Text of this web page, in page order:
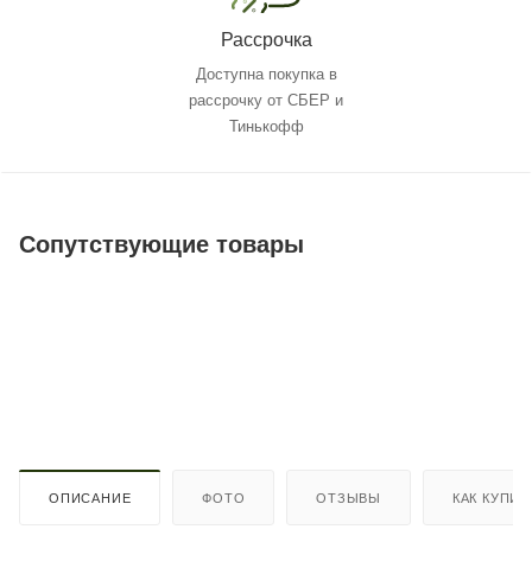
Рассрочка
Доступна покупка в
рассрочку от СБЕР и
Тинькофф
Сопутствующие товары
ОПИСАНИЕ ФОТО ОТЗЫВЫ КАК